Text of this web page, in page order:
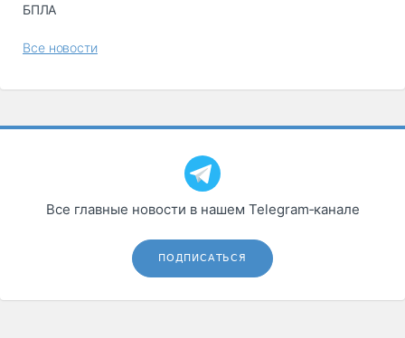
БПЛА
Все новости
Все главные новости в нашем Telegram‑канале
ПОДПИСАТЬСЯ